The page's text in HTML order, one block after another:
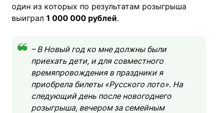
один из которых по результатам розыгрыша
выиграл 1 000 000 рублей.
– В Новый год ко мне должны были
приехать дети, и для совместного
времяпровождения в праздники я
приобрела билеты «Русского лото». На
следующий день после новогоднего
розыгрыша, вечером за семейным